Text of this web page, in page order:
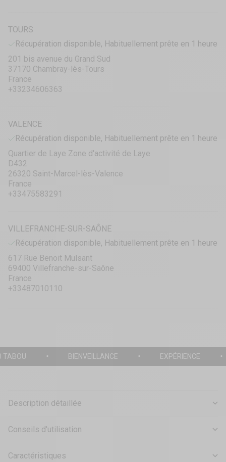
TOURS
Récupération disponible, Habituellement prête en 1 heure
201 bis avenue du Grand Sud
37170 Chambray-lès-Tours
France
+33234606363
VALENCE
Récupération disponible, Habituellement prête en 1 heure
Quartier de Laye Zone d'activité de Laye
D432
26320 Saint-Marcel-lès-Valence
France
+33475583291
VILLEFRANCHE-SUR-SAÔNE
Récupération disponible, Habituellement prête en 1 heure
617 Rue Benoit Mulsant
69400 Villefranche-sur-Saône
France
+33487010110
TABOU BIENVEILLANCE EXPÉRIENCE
Description détaillée
Conseils d'utilisation
Caractéristiques